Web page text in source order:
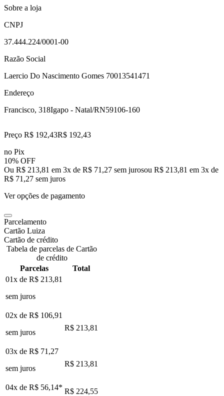
Sobre a loja
CNPJ
37.444.224/0001-00
Razão Social
Laercio Do Nascimento Gomes 70013541471
Endereço
Francisco, 318Igapo - Natal/RN59106-160
Preço R$ 192,43R$ 192,43
no Pix
10% OFF
Ou R$ 213,81 em 3x de R$ 71,27 sem jurosou R$ 213,81 em 3x de
R$ 71,27 sem juros
Ver opções de pagamento
Parcelamento
Cartão Luiza
Cartão de crédito
Tabela de parcelas de Cartão
de crédito
Parcelas
Total
01x de R$ 213,81
sem juros
02x de R$ 106,91
sem juros
R$ 213,81
03x de R$ 71,27
sem juros
R$ 213,81
04x de R$ 56,14* R$ 224,55